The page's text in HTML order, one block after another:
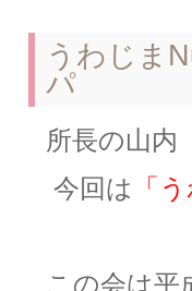
うわじま
パ
所長の山内
今回は
「
この会は平